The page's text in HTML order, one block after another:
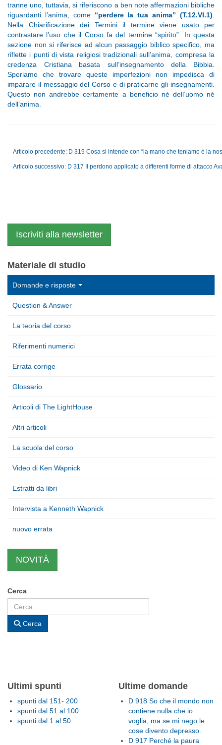
tranne uno, tuttavia, si riferiscono a ben note affermazioni bibliche
riguardanti l’anima, come “perdere la tua anima” (T.12.VI.1)
Nella Chiarificazione dei Termini il termine viene usato per
contrastare l’uso che il Corso fa del termine “spirito”. In questa
sezione non si riferisce ad alcun passaggio biblico specifico, ma
riflette i punti di vista religiosi tradizionali sull’anima, compresa la
credenza Cristiana basata sull’insegnamento della Bibbia.
Speriamo che trovare queste imperfezioni non impedisca di
imparare il messaggio del Corso e di praticarne gli insegnamenti.
Questo non andrebbe certamente a beneficio né dell’uomo né
dell’anima.
Articolo precedente: D 319 Cosa si intende con “la mano che teniamo è la
Articolo successivo: D 317 Il perdono applicato a differenti forme di attacco
Iscriviti alla newsletter
Materiale di studio
Domande e risposte
Question & Answer
La teoria del corso
Riferimenti numerici
Errata corrige
Glossario
Articoli di The LightHouse
Altri articoli
La scuola del corso
Video di Ken Wapnick
Estratti da libri
Intervista a Kenneth Wapnick
nuovo errata
NOVITÀ
Cerca
Cerca
Ultimi spunti
spunti dal 151- 200
spunti dal 51 al 100
spunti dal 1 al 50
Ultime domande
D 918 So che il mondo non
contiene nulla che io
voglia, ma se mi nego le
cose divento depresso.
D 917 Perché la paura